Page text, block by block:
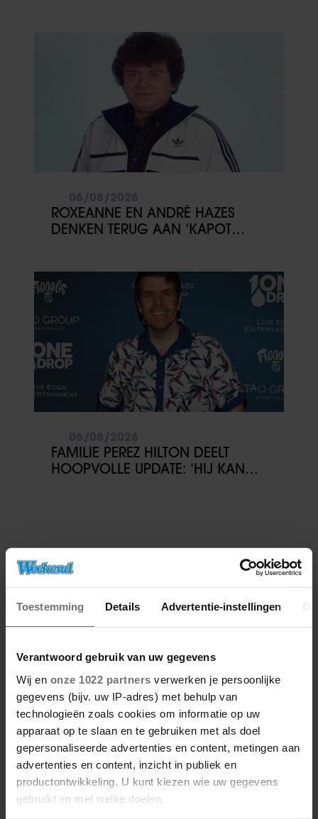
Toestemming Details Advertentie-instellingen
Verantwoord gebruik van uw gegevens
Wij en onze 1022 partners verwerken je persoonlijke
gegevens (bijv. uw IP-adres) met behulp van
technologieën zoals cookies om informatie op uw
apparaat op te slaan en te gebruiken met als doel
gepersonaliseerde advertenties en content, metingen aan
advertenties en content, inzicht in publiek en
productontwikkeling. U kunt kiezen wie uw gegevens
gebruikt en met welke doelen.
ROXEANNE EN ANDRÉ HAZES
DENKEN TERUG AAN ‘KAPOT
FAMILIE PEREZ HILTON DEELT
HOOPVOLLE UPDATE: ‘HIJ KAN